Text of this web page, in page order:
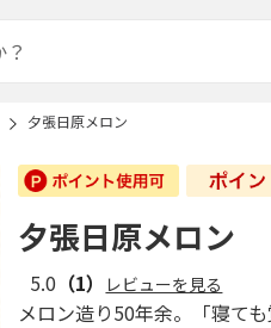
夕張日原メロン
夕張日原メロン
5.0 （1） レビューを見る
メロン造り50年余。「寝て